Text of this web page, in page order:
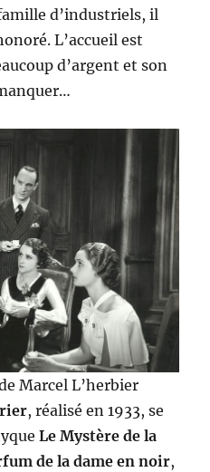
d’industriels, il
L’accueil est
d’argent et son
Marcel L’herbier
, réalisé en 1933, se
Le Mystère de la
de la dame en noir,